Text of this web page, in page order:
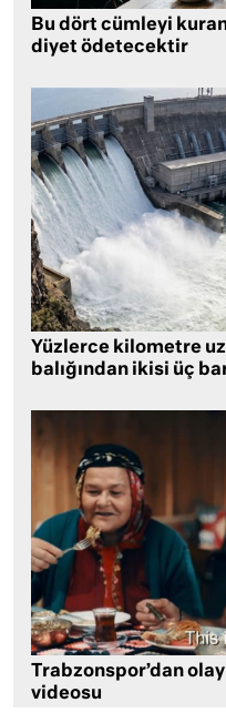
Bu dört cümleyi
diyet ödetecektir
Yüzlerce kilometre
balığından ikisi üç
Trabzonspor’dan
videosu